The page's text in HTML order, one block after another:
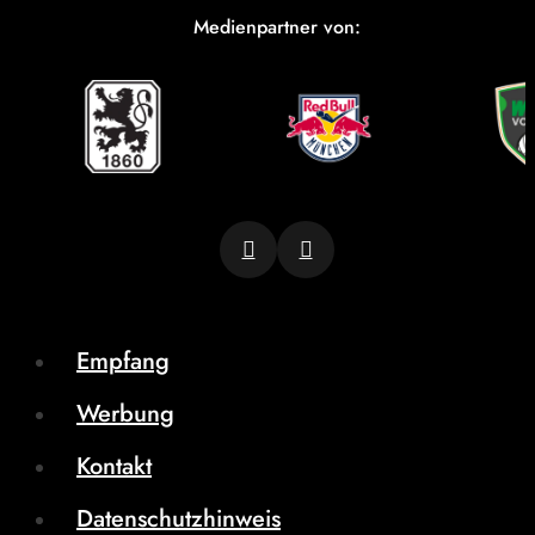
Medienpartner von:
Empfang
Werbung
Kontakt
Datenschutzhinweis